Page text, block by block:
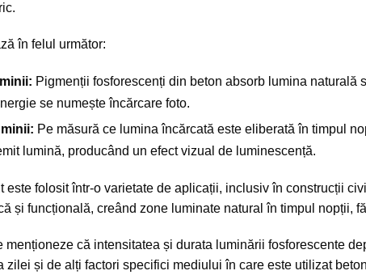
în felul următor:
Pigmenții fosforescenți din beton absorb lumina naturală
se numește încărcare foto.
Pe măsură ce lumina încărcată este eliberată în timpul
lumină, producând un efect vizual de luminescență.
este folosit într-o varietate de aplicații, inclusiv în construcții
și funcțională, creând zone luminate natural în timpul nopții,
menționeze că intensitatea și durata luminării fosforescente
zilei și de alți factori specifici mediului în care este utilizat